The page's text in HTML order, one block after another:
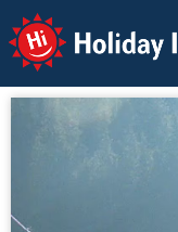
Holiday Info